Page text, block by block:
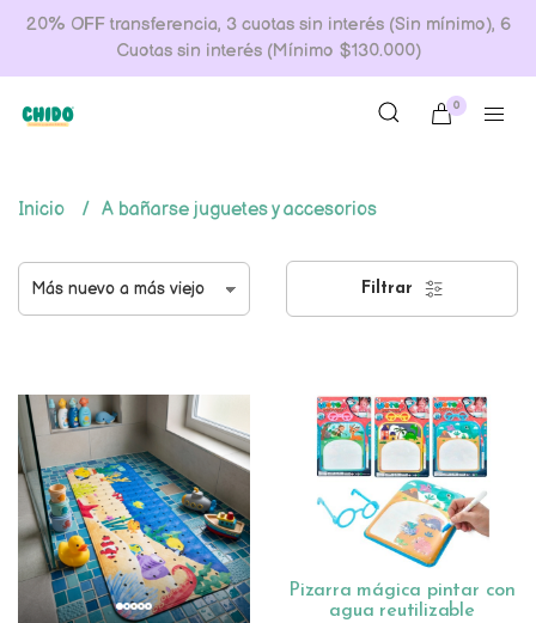
20% OFF transferencia, 3 cuotas sin interés (Sin mínimo), 6
Cuotas sin interés (Mínimo $130.000)
0
Inicio A bañarse juguetes y accesorios
Filtrar
Pizarra mágica pintar con
agua reutilizable